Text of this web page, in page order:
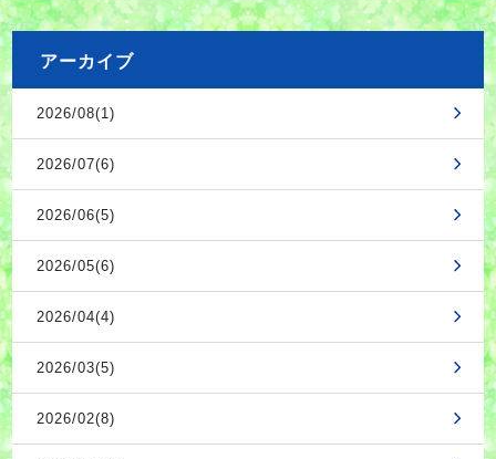
アーカイブ
2026/08(1)
2026/07(6)
2026/06(5)
2026/05(6)
2026/04(4)
2026/03(5)
2026/02(8)